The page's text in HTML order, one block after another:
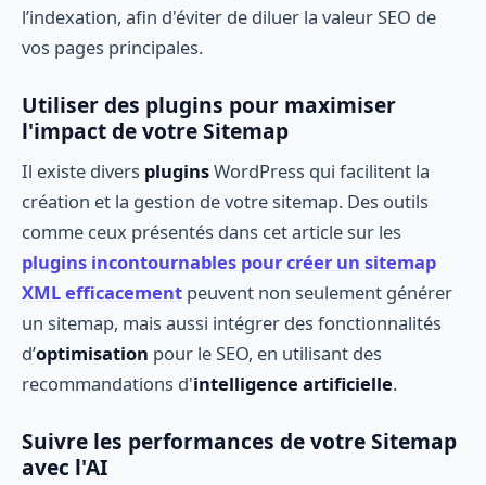
l’indexation, afin d'éviter de diluer la valeur SEO de
vos pages principales.
Utiliser des plugins pour maximiser
l'impact de votre Sitemap
Il existe divers pluginsWordPress qui facilitent la
création et la gestion de votre sitemap. Des outils
comme ceux présentés dans cet article sur les
plugins incontournables pour créer un sitemap
XML efficacement peuvent non seulement générer
un sitemap, mais aussi intégrer des fonctionnalités
d’optimisation pour le SEO, en utilisant des
recommandations d'intelligence artificielle.
Suivre les performances de votre Sitemap
avec l'AI